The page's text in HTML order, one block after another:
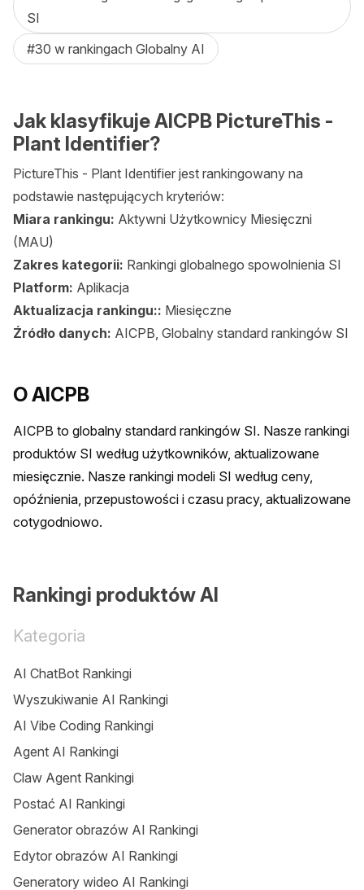
SI
#30 w rankingach Globalny AI
Jak klasyfikuje AICPB PictureThis -
Plant Identifier?
PictureThis - Plant Identifier jest rankingowany na
podstawie następujących kryteriów:
Miara rankingu: Aktywni Użytkownicy Miesięczni
(MAU)
Zakres kategorii: Rankingi globalnego spowolnienia SI
Platform: Aplikacja
Aktualizacja rankingu:: Miesięczne
Źródło danych: AICPB, Globalny standard rankingów SI
O AICPB
AICPB to globalny standard rankingów SI. Nasze rankingi
produktów SI według użytkowników, aktualizowane
miesięcznie. Nasze rankingi modeli SI według ceny,
opóźnienia, przepustowości i czasu pracy, aktualizowane
cotygodniowo.
Rankingi produktów AI
Kategoria
AI ChatBot Rankingi
Wyszukiwanie AI Rankingi
AI Vibe Coding Rankingi
Agent AI Rankingi
Claw Agent Rankingi
Postać AI Rankingi
Generator obrazów AI Rankingi
Edytor obrazów AI Rankingi
Generatory wideo AI Rankingi